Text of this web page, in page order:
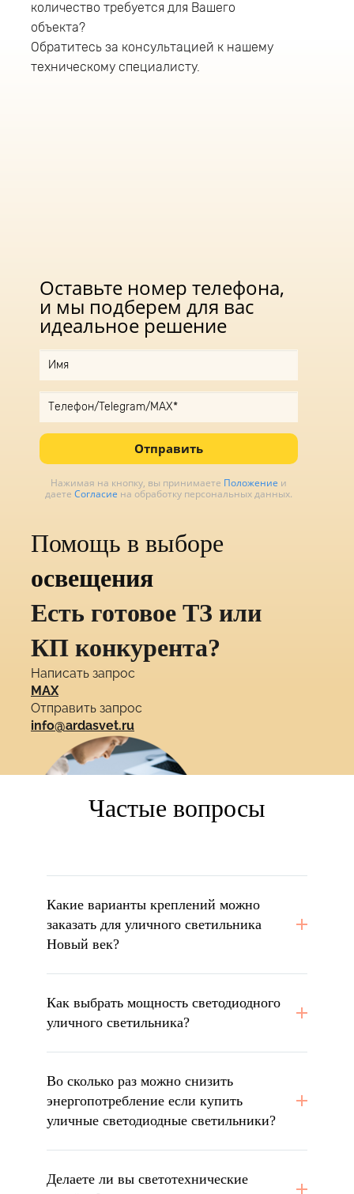
высота монтажа светильника 8-12 метров.
количество требуется для Вашего
объекта?
Обратитесь за консультацией к нашему
техническому специалисту.
Оставьте номер телефона,
и мы подберем для вас
идеальное решение
Отправить
Нажимая на кнопку, вы принимаете Положение и
даете Согласие на обработку персональных данных.
Помощь в выборе
освещения
Есть готовое ТЗ или
КП конкурента?
Написать запрос
MAX
Отправить запрос
info@ardasvet.ru
Частые вопросы
Какие варианты креплений можно
заказать для уличного светильника
Новый век?
Как выбрать мощность светодиодного
уличного светильника?
Во сколько раз можно снизить
энергопотребление если купить
уличные светодиодные светильники?
Делаете ли вы светотехнические